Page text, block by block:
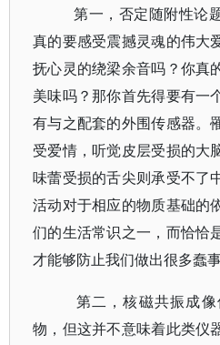
第一，否定随附性论
真的要感受震撼灵魂的伟大
抚心灵的绕梁余音吗？你真
美味吗？那你首先得要有一
有与之配套的外围传感器。
受爱情，听觉皮层受损的大
味蕾受损的舌尖则承受不了
活动对于相应的物质基础的
们的生活常识之一，而恰恰
才能够防止我们做出很多蠢事
第二，核磁共振成
物，但这并不意味着此类仪